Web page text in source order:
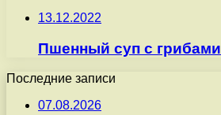
13.12.2022
Пшенный суп с грибами
Последние записи
07.08.2026